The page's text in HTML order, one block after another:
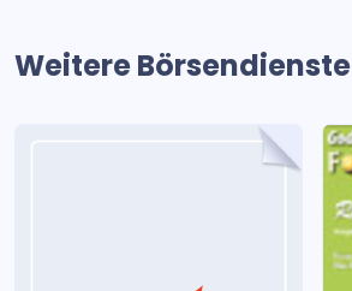
Weitere Börsendienste